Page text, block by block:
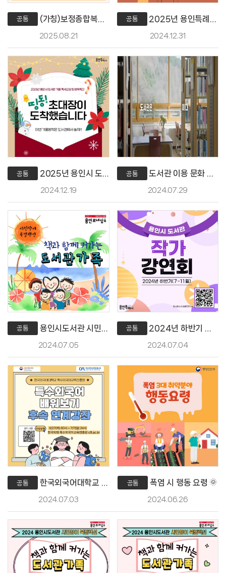
공통 (가칭)보정종합복지회관 내 도서관 특화주제 선정을 위한시민 선호도 조사
2025.08.21
공통 2025년 용인특례시 독서마라톤 대회📚
2024.12.31
공통 2025년 용인시 도서관 겨울 독서교실 및 방학특강📚
2024.12.19
공통 도서관 이용 문화 안내 📖
2024.07.29
공통 용인시도서관 시민 참여 북 컬렉션(7월)📖
2024.07.05
공통 2024년 하반기 용인시 도서관 작가강연회(7~11월)
2024.07.04
공통 한국외국어대학교 특수외국어 배워보기 후속 연계 강좌 안내
2024.07.03
공통 폭염 시 행동 요령 🌞
2024.06.26